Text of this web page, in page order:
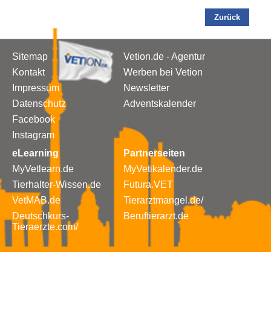
Zurück
Sitemap
Kontakt
Impressum
Datenschutz
Facebook
Instagram
Vetion.de - Agentur
Werben bei Vetion
Newsletter
Adventskalender
eLearning
MyVetlearn.de
Tierhalter-Wissen.de
VetMAB.de
Deutschkurs-
Tieraerzte.com/
Partnerseiten
MyVetikalender.de
Futura.VET
Tierarztmangel.de/
Beruftierarzt.de